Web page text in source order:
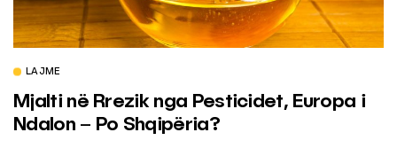
LAJME
Mjalti në Rrezik nga Pesticidet, Europa i
Ndalon – Po Shqipëria?